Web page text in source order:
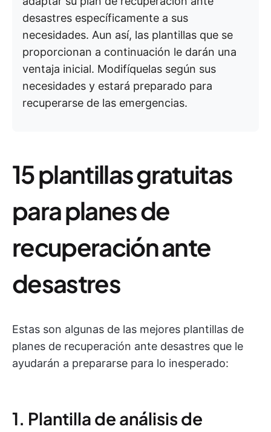
desastres específicamente a sus
necesidades. Aun así, las plantillas que se
proporcionan a continuación le darán una
ventaja inicial. Modifíquelas según sus
necesidades y estará preparado para
recuperarse de las emergencias.
15 plantillas gratuitas
para planes de
recuperación ante
desastres
Estas son algunas de las mejores plantillas de
planes de recuperación ante desastres que le
ayudarán a prepararse para lo inesperado:
1. Plantilla de análisis de